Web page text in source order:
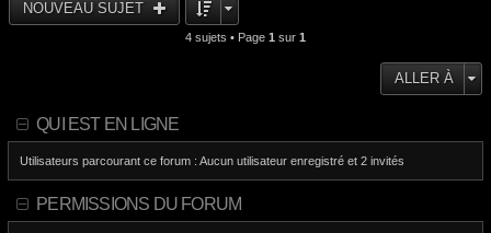
NOUVEAU SUJET
4 sujets • Page 1 sur 1
ALLER À
QUI EST EN LIGNE
Utilisateurs parcourant ce forum : Aucun utilisateur enregistré et 2 invités
PERMISSIONS DU FORUM